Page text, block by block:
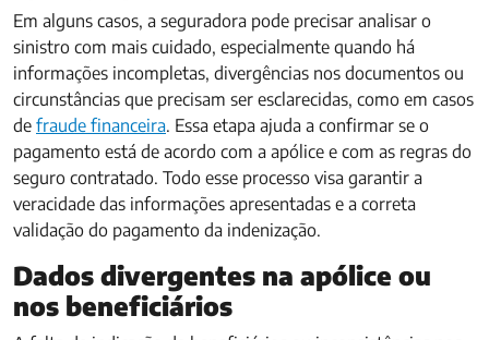
Em alguns casos, a seguradora pode precisar analisar o
sinistro com mais cuidado, especialmente quando há
informações incompletas, divergências nos documentos ou
circunstâncias que precisam ser esclarecidas, como em casos
de fraude financeira. Essa etapa ajuda a confirmar se o
pagamento está de acordo com a apólice e com as regras do
seguro contratado. Todo esse processo visa garantir a
veracidade das informações apresentadas e a correta
validação do pagamento da indenização.
Dados divergentes na apólice ou
nos beneficiários